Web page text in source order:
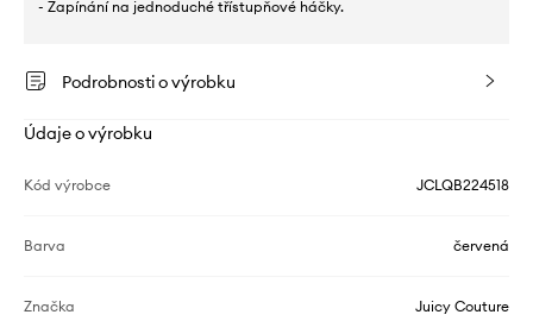
- Zapínání na jednoduché třístupňové háčky.
Podrobnosti o výrobku
Údaje o výrobku
Kód výrobce JCLQB224518
Barva červená
Značka Juicy Couture